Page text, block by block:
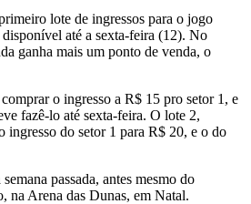
lote de ingressos para o jogo
até a sexta-feira (12). No
ganha mais um ponto de venda, o
o ingresso a R$ 15 pro setor 1, e
fazê-lo até sexta-feira. O lote 2,
ingresso do setor 1 para R$ 20, e o do
passada, antes mesmo do
na Arena das Dunas, em Natal.